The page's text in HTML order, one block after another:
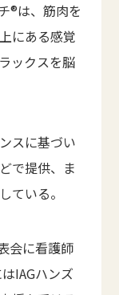
®は、筋肉を
にある感覚
ックスを脳
スに基づい
で提供、ま
ている。
会に看護師
IAGハンズ